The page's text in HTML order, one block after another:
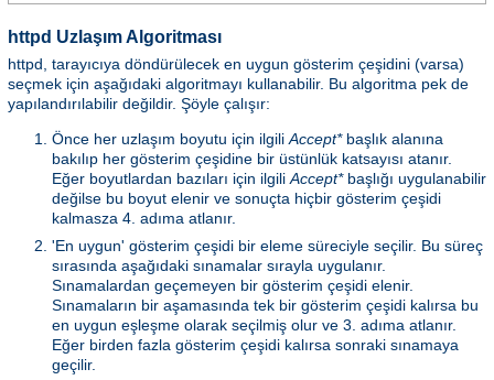
httpd Uzlaşım Algoritması
httpd, tarayıcıya döndürülecek en uygun gösterim çeşidini (varsa)
seçmek için aşağıdaki algoritmayı kullanabilir. Bu algoritma pek de
yapılandırılabilir değildir. Şöyle çalışır:
Önce her uzlaşım boyutu için ilgili Accept*başlık alanına
bakılıp her gösterim çeşidine bir üstünlük katsayısı atanır.
Eğer boyutlardan bazıları için ilgili Accept*başlığı uygulanabilir
değilse bu boyut elenir ve sonuçta hiçbir gösterim çeşidi
kalmasza 4. adıma atlanır.
'En uygun' gösterim çeşidi bir eleme süreciyle seçilir. Bu süreç
sırasında aşağıdaki sınamalar sırayla uygulanır.
Sınamalardan geçemeyen bir gösterim çeşidi elenir.
Sınamaların bir aşamasında tek bir gösterim çeşidi kalırsa bu
en uygun eşleşme olarak seçilmiş olur ve 3. adıma atlanır.
Eğer birden fazla gösterim çeşidi kalırsa sonraki sınamaya
geçilir.